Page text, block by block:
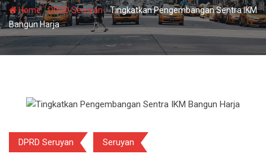
Home-DPRD Seruyan-Tingkatkan Pengembangan Sentra IKM
Bangun Harja
DPRD Seruyan Seruyan